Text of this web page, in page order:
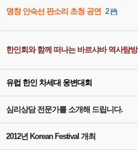
명창 안숙선 판소리 초청 공연 2
한인회와 함께 떠나는 바르샤바 역사탐방
유럽 한인 차세대 웅변대회
심리상담 전문가를 소개해 드립니다.
2012년 Korean Festival 개최